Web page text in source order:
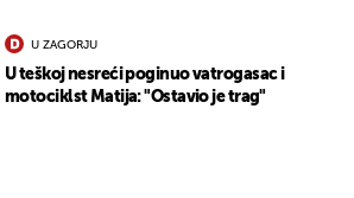
U ZAGORJU
U teškoj nesreći poginuo vatrogasac i
motociklst Matija: "Ostavio je trag"